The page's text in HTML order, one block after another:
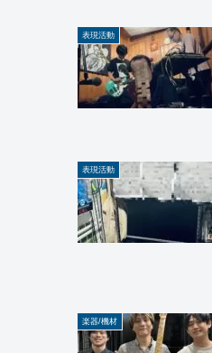
表現活動
表現活動
楽器/機材